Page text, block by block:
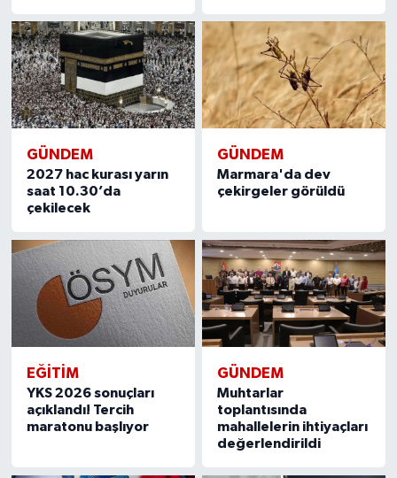
GÜNDEM
2027 hac kurası yarın
saat 10.30’da
çekilecek
GÜNDEM
Marmara'da dev
çekirgeler görüldü
EĞITIM
YKS 2026 sonuçları
açıklandı! Tercih
maratonu başlıyor
GÜNDEM
Muhtarlar
toplantısında
mahallelerin ihtiyaçları
değerlendirildi